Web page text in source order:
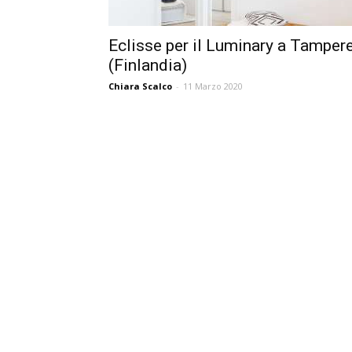
Eclisse per il Luminary a
(Finlandia)
Chiara Scalco - 11 Marzo 2020